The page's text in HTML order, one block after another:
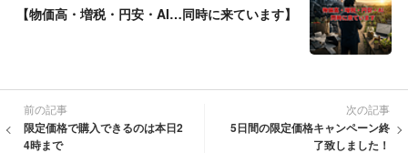
【物価高・増税・円安・AI…同時に来ています】
前の記事
限定価格で購入できるのは本日2
4時まで
次の記事
5日間の限定価格キャンペーン終
了致しました！